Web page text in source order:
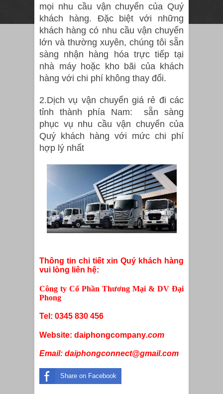
Cho thuê xe
tải 25 tấn ( xe
5 chân)
Cho thuê xe
container 40' (
lạnh )
Cho thuê xe
container mở
Cho thuê xe
tải 15 tấn
Cho thuê xe
tải 7,4 tấn
tiếc tay vì tình
trẻ
mọi nhu cầu vận chuyển của Quý
khách hàng. Đặc biệt với những
khách hàng có nhu cầu vận chuyển
lớn và thường xuyên, chúng tôi sẵn
sàng nhận hàng hóa trực tiếp tại
nhà máy hoặc kho bãi của khách
hàng với chi phí không thay đổi.
2.Dịch vụ vận chuyển giá rẻ đi các
tỉnh thành phía Nam: sẵn sàng
phục vụ nhu cầu vận chuyển của
Quý khách hàng với mức chi phí
hợp lý nhất
Thông tin chi tiết xin Quý khách hàng
vui lòng liên hệ:
Công ty Cổ Phần Thương Mại & DV Đại
Phong
Tel: 0345 830 456
Website: daiphongcompany.com
Email: daiphongconnect@gmail.com
Share on Facebook